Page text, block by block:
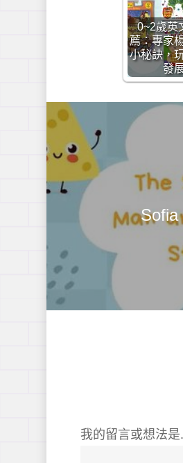
0~2歲英
薦：專家
小秘訣，
發
Sofia
我的留言或想法是